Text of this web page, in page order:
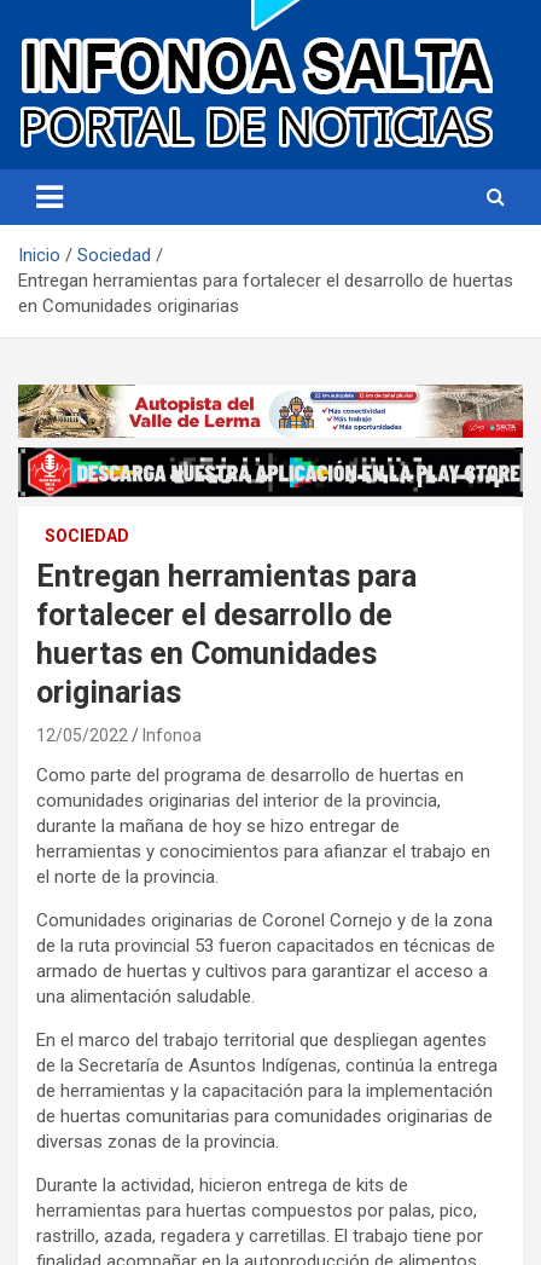
Infonoa Salta
Inicio
Sociedad
Entregan herramientas para fortalecer el desarrollo de huertas
en Comunidades originarias
SOCIEDAD
Entregan herramientas para
fortalecer el desarrollo de
huertas en Comunidades
originarias
12/05/2022 Infonoa
Como parte del programa de desarrollo de huertas en
comunidades originarias del interior de la provincia,
durante la mañana de hoy se hizo entregar de
herramientas y conocimientos para afianzar el trabajo en
el norte de la provincia.
Comunidades originarias de Coronel Cornejo y de la zona
de la ruta provincial 53 fueron capacitados en técnicas de
armado de huertas y cultivos para garantizar el acceso a
una alimentación saludable.
En el marco del trabajo territorial que despliegan agentes
de la Secretaría de Asuntos Indígenas, continúa la entrega
de herramientas y la capacitación para la implementación
de huertas comunitarias para comunidades originarias de
diversas zonas de la provincia.
Durante la actividad, hicieron entrega de kits de
herramientas para huertas compuestos por palas, pico,
rastrillo, azada, regadera y carretillas. El trabajo tiene por